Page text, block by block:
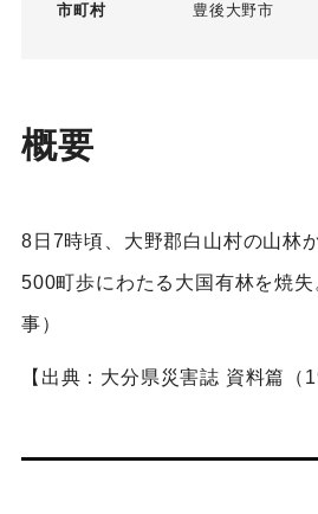
市町村 豊後大野市
概要
8日7時頃、大野郡白山村の山林
500町歩にわたる大国有林を焼
事）
【出典：大分県災害誌 資料篇（